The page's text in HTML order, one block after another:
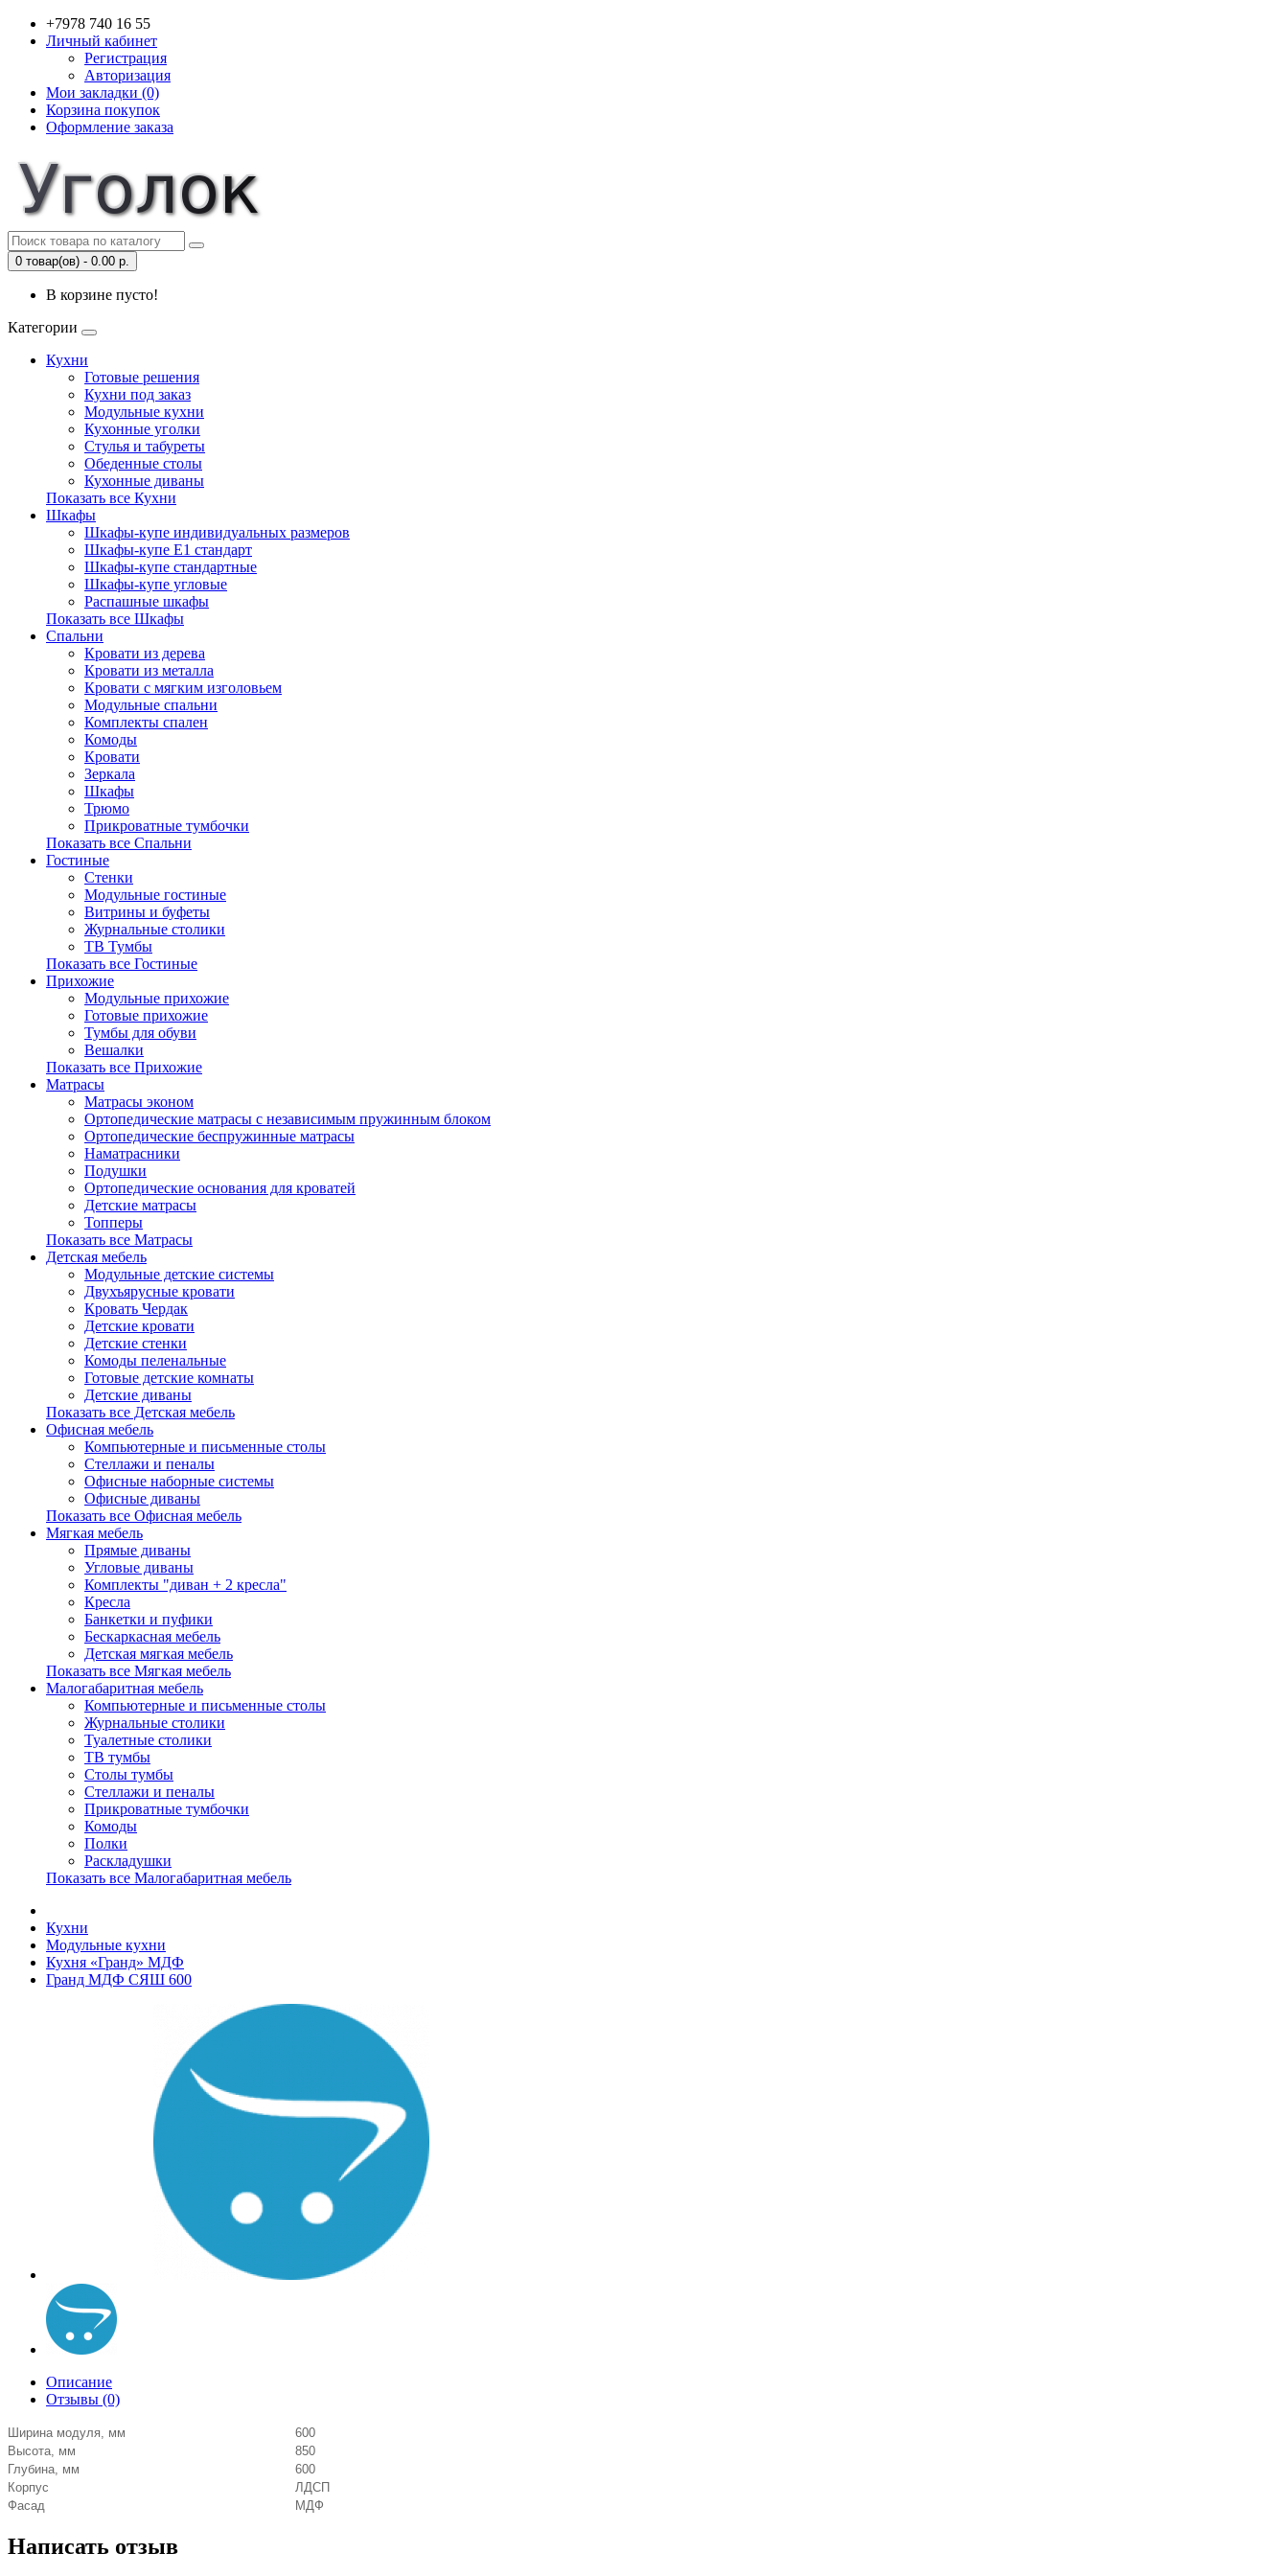
+7978 740 16 55
Личный кабинет
Регистрация
Авторизация
Мои закладки (0)
Корзина покупок
Оформление заказа
0 товар(ов) - 0.00 р.
В корзине пусто!
Категории
Кухни
Готовые решения
Кухни под заказ
Модульные кухни
Кухонные уголки
Стулья и табуреты
Обеденные столы
Кухонные диваны
Показать все Кухни
Шкафы
Шкафы-купе индивидуальных размеров
Шкафы-купе Е1 стандарт
Шкафы-купе стандартные
Шкафы-купе угловые
Распашные шкафы
Показать все Шкафы
Спальни
Кровати из дерева
Кровати из металла
Кровати с мягким изголовьем
Модульные спальни
Комплекты спален
Комоды
Кровати
Зеркала
Шкафы
Трюмо
Прикроватные тумбочки
Показать все Спальни
Гостиные
Стенки
Модульные гостиные
Витрины и буфеты
Журнальные столики
ТВ Тумбы
Показать все Гостиные
Прихожие
Модульные прихожие
Готовые прихожие
Тумбы для обуви
Вешалки
Показать все Прихожие
Матрасы
Матрасы эконом
Ортопедические матрасы с независимым пружинным блоком
Ортопедические беспружинные матрасы
Наматрасники
Подушки
Ортопедические основания для кроватей
Детские матрасы
Топперы
Показать все Матрасы
Детская мебель
Модульные детские системы
Двухъярусные кровати
Кровать Чердак
Детские кровати
Детские стенки
Комоды пеленальные
Готовые детские комнаты
Детские диваны
Показать все Детская мебель
Офисная мебель
Компьютерные и письменные столы
Стеллажи и пеналы
Офисные наборные системы
Офисные диваны
Показать все Офисная мебель
Мягкая мебель
Прямые диваны
Угловые диваны
Комплекты "диван + 2 кресла"
Кресла
Банкетки и пуфики
Бескаркасная мебель
Детская мягкая мебель
Показать все Мягкая мебель
Малогабаритная мебель
Компьютерные и письменные столы
Журнальные столики
Туалетные столики
ТВ тумбы
Столы тумбы
Стеллажи и пеналы
Прикроватные тумбочки
Комоды
Полки
Раскладушки
Показать все Малогабаритная мебель
Кухни
Модульные кухни
Кухня «Гранд» МДФ
Гранд МДФ СЯШ 600
Описание
Отзывы (0)
Ширина модуля, мм
600
Высота, мм
850
Глубина, мм
600
Корпус
ЛДСП
Фасад
МДФ
Написать отзыв